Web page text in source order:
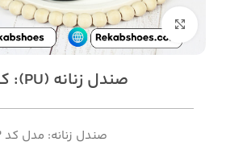
صندل زنانه (PU): کد 202
صندل زنانه: مدل کد 202
بزرگنمایی تصویر